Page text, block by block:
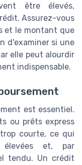
être élevés,
Assurez-vous
et le montant que
d'examiner si une
elle peut alourdir
indispensable.
est essentiel.
ou prêts express
courte, ce qui
élevées et, par
tendu. Un crédit